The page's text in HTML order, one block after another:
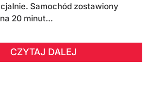
Samochód zostawiony
20 minut...
CZYTAJ DALEJ